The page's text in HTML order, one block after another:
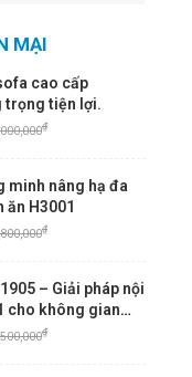
MẠI
cao cấp
trọng tiện lợi.
₫
minh nâng hạ đa
ăn H3001
₫
– Giải pháp nội
cho không gian
₫